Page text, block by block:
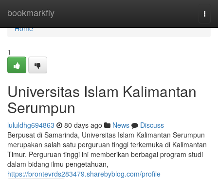
bookmarkfly
Home
Home
1
Universitas Islam Kalimantan
Serumpun
lululdhg694863 80 days ago News
Discuss
Berpusat di Samarinda, Universitas Islam Kalimantan Serumpun
merupakan salah satu perguruan tinggi terkemuka di Kalimantan
Timur. Perguruan tinggi ini memberikan berbagai program studi
dalam bidang ilmu pengetahuan,
https://brontevrds283479.sharebyblog.com/profile